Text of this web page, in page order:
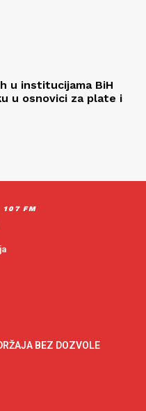
u institucijama BiH
u osnovici za plate i
107 FM
BEZ DOZVOLE